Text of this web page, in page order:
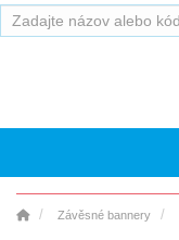
Závěsné bannery